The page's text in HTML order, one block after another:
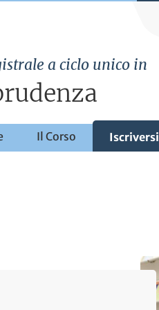
a ciclo unico in
Il Corso Iscriversi